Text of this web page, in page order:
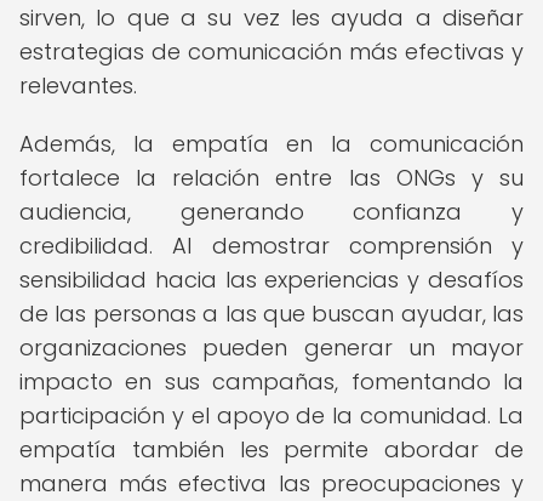
sirven, lo que a su vez les ayuda a diseñar
estrategias de comunicación más efectivas y
relevantes.
Además, la empatía en la comunicación
fortalece la relación entre las ONGs y su
audiencia, generando confianza y
credibilidad. Al demostrar comprensión y
sensibilidad hacia las experiencias y desafíos
de las personas a las que buscan ayudar, las
organizaciones pueden generar un mayor
impacto en sus campañas, fomentando la
participación y el apoyo de la comunidad. La
empatía también les permite abordar de
manera más efectiva las preocupaciones y